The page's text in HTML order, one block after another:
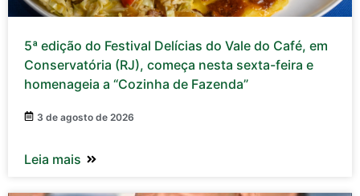
5ª edição do Festival Delícias do Vale do Café, em
Conservatória (RJ), começa nesta sexta-feira e
homenageia a “Cozinha de Fazenda”
3 de agosto de 2026
Leia mais